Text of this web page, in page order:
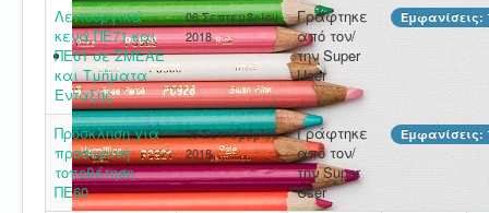
Λειτουργικά
κενά ΠΕ71 και
ΠΕ61 σε ΣΜΕΑΕ
και Τμήματα
Ένταξης
06 Σεπτεμβρίου
2018
Γράφτηκε
από τον/
την Super
User
Εμφανίσεις:
Πρόσκληση για
προσωρινή
τοποθέτηση
ΠΕ60
06 Σεπτεμβρίου
2018
Γράφτηκε
από τον/
την Super
User
Εμφανίσεις: